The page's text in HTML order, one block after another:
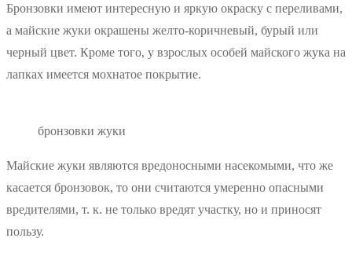
Бронзовки имеют интересную и яркую окраску с переливами,
а майские жуки окрашены желто-коричневый, бурый или
черный цвет. Кроме того, у взрослых особей майского жука на
лапках имеется мохнатое покрытие.
бронзовки жуки
Майские жуки являются вредоносными насекомыми, что же
касается бронзовок, то они считаются умеренно опасными
вредителями, т. к. не только вредят участку, но и приносят
пользу.